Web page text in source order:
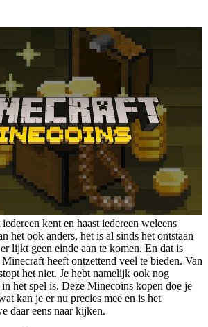
kent en haast iedereen weleens
het ook anders, het is al sinds het ontstaan
lijkt geen einde aan te komen. En dat is
heeft ontzettend veel te bieden. Van
het niet. Je hebt namelijk ook nog
het spel is. Deze Minecoins kopen doe je
kan je er nu precies mee en is het
daar eens naar kijken.